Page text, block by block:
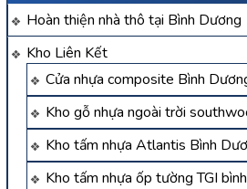
Hoàn thiện nhà thô tại Bình Dương
Kho Liên Kết
Cửa nhựa composite Bình
Kho gỗ nhựa ngoài trời
Kho tấm nhựa Atlantis Bình
Kho tấm nhựa ốp tường TGI